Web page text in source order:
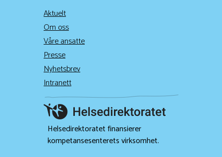
Aktuelt
Om oss
Våre ansatte
Presse
Nyhetsbrev
Intranett
Helsedirektoratet finansierer
kompetansesenterets virksomhet.